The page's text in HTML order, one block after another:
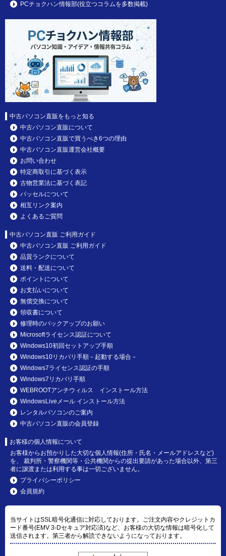
PCチョクハン情報部(役立つコラムを多数掲載)
中古パソコン直販をもっと知る
中古パソコン直販について
中古パソコン直販で買うべき6つの理由
中古パソコン直販運営会社概要
お問い合わせ
特定商取引に基づく表示
古物営業法に基づく表記
パッセルについて
相互リンク案内
よくあるご質問
中古パソコン直販 ご利用ガイド
中古パソコン直販 ご利用ガイド
品質ランクについて
送料・配送について
ポイントについて
お支払いについて
無償交換について
領収書について
修理時のバックアップのお願い
Microsoftライセンス認証について
Windows10初回セットアップ手順
Windows10リカバリ手順－起動する場合－
Windows7ライセンス認証の手順
Windows7リカバリ手順
WEBROOTアンチウィルス インストール方法
WindowsLiveメール インストール方法
レンタルパソコンのご案内
中古パソコン直販の会員登録
お客様の個人情報について
お客様からお預かりした大切な個人情報(住所・氏名・メールアドレスなど)
を、 裁判所・警察機関等・公共機関からの提出要請があった場合以外、第三
者に譲渡または利用する事は一切ございません。
プライバシーポリシー
会員規約
当サイトはSSL暗号化通信に対応しております。ご注文内容やクレジットカ
ード番号(EMV 3-Dセキュア対応済)など、お客様の大切な情報は暗号化して
送信されます。第三者から解読できないようになっております。